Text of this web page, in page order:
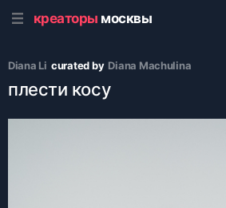
креаторы москвы
Diana Li curated by Diana Machulina
плести косу